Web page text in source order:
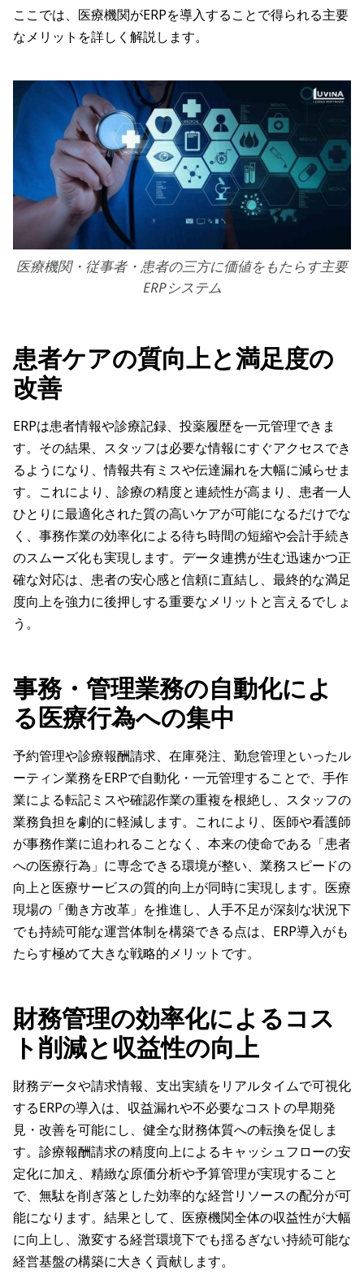
ここでは、医療機関がERPを導入することで得られる主要
なメリットを詳しく解説します。
医療機関・従事者・患者の三方に価値をもたらす主要
ERPシステム
患者ケアの質向上と満足度の
改善
ERPは患者情報や診療記録、投薬履歴を一元管理できま
す。その結果、スタッフは必要な情報にすぐアクセスでき
るようになり、情報共有ミスや伝達漏れを大幅に減らせま
す。これにより、診療の精度と連続性が高まり、患者一人
ひとりに最適化された質の高いケアが可能になるだけでな
く、事務作業の効率化による待ち時間の短縮や会計手続き
のスムーズ化も実現します。データ連携が生む迅速かつ正
確な対応は、患者の安心感と信頼に直結し、最終的な満足
度向上を強力に後押しする重要なメリットと言えるでしょ
う。
事務・管理業務の自動化によ
る医療行為への集中
予約管理や診療報酬請求、在庫発注、勤怠管理といったル
ーティン業務をERPで自動化・一元管理することで、手作
業による転記ミスや確認作業の重複を根絶し、スタッフの
業務負担を劇的に軽減します。これにより、医師や看護師
が事務作業に追われることなく、本来の使命である「患者
への医療行為」に専念できる環境が整い、業務スピードの
向上と医療サービスの質的向上が同時に実現します。医療
現場の「働き方改革」を推進し、人手不足が深刻な状況下
でも持続可能な運営体制を構築できる点は、ERP導入がも
たらす極めて大きな戦略的メリットです。
財務管理の効率化によるコス
ト削減と収益性の向上
財務データや請求情報、支出実績をリアルタイムで可視化
するERPの導入は、収益漏れや不必要なコストの早期発
見・改善を可能にし、健全な財務体質への転換を促しま
す。診療報酬請求の精度向上によるキャッシュフローの安
定化に加え、精緻な原価分析や予算管理が実現すること
で、無駄を削ぎ落とした効率的な経営リソースの配分が可
能になります。結果として、医療機関全体の収益性が大幅
に向上し、激変する経営環境下でも揺るぎない持続可能な
経営基盤の構築に大きく貢献します。